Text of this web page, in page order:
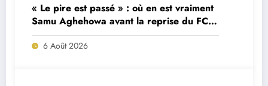
« Le pire est passé » : où en est vraiment
Samu Aghehowa avant la reprise du FC
Porto ?
6 Août 2026